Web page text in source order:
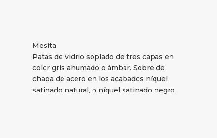
Mesita
Patas de vidrio soplado de tres capas en
color gris ahumado o ámbar. Sobre de
chapa de acero en los acabados níquel
satinado natural, o níquel satinado negro.